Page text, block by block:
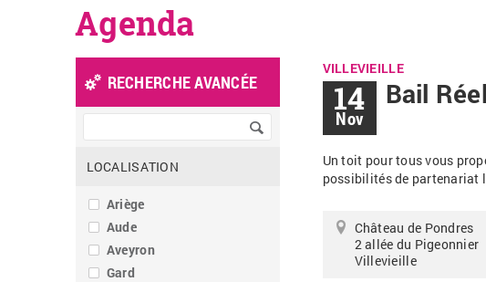
Agenda
VILLEVIEILLE
14
Nov
Bail
Un toit pour tous vous
possibilités de partenariat
Château de Pondres
2 allée du Pigeonnier
Villevieille
RECHERCHE AVANCÉE
LOCALISATION
Ariège
Aude
Aveyron
Gard